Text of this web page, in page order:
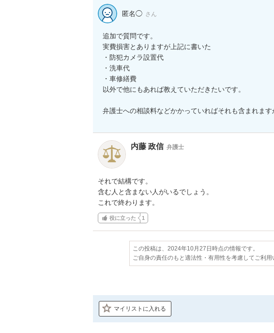
匿名◯ さん
追加で質問です。
実費損害とありますが上記に書いた
・防犯カメラ設置代
・洗車代
・車修繕費
以外で他にもあれば教えていただきたいです。
弁護士への相談料などかかっていればそれも含まれます
内藤 政信 弁護士
それで結構です。
含む人と含まない人がいるでしょう。
これで終わります。
役に立った 1
この投稿は、2024年10月27日時点の情報です。
ご自身の責任のもと適法性・有用性を考慮してご利用
マイリストに入れる